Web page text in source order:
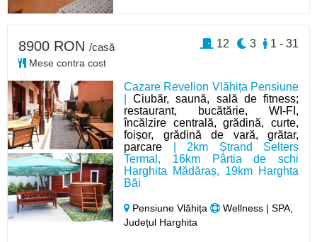
Cazare Revelion Vlăhița Pensiune
|Ciubăr, saună, sală de fitness;
restaurant, bucătărie, WI-FI,
încălzire centrală, grădină, curte,
foișor, grădină de vară, grătar,
parcare | 2km Ștrand Selters
Termal, 16km Pârtia de schi
Harghita Mădăraș, 19km Harghta
Băi
Pensiune Vlăhița
Wellness | SPA,
Județul Harghita
8900 RON /casă
Mese contra cost
1 - 31
3
12